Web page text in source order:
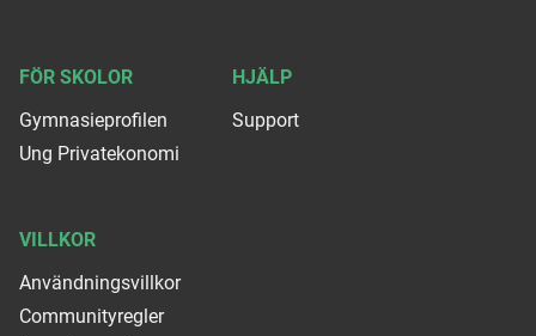
FÖR SKOLOR
Gymnasieprofilen
Ung Privatekonomi
HJÄLP
Support
VILLKOR
Användningsvillkor
Communityregler